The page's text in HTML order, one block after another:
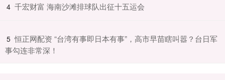
4 ​千宏财富 海南沙滩排球队出征十五运会
5 ​恒正网配资 “台湾有事即日本有事”，高市早苗瞎叫嚣？台日军
事勾连非常深！